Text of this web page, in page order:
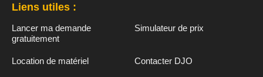
Liens utiles :
Lancer ma demande
gratuitement
Simulateur de prix
Location de matériel Contacter DJO